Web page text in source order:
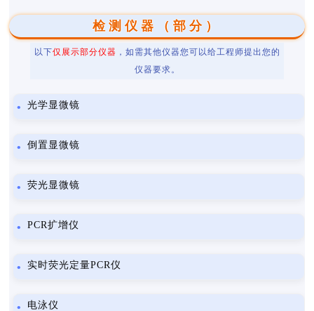
检测仪器（部分）
以下仅展示部分仪器 ，如需其他仪器您可以给工程师提出您的
仪器要求。
光学显微镜
倒置显微镜
荧光显微镜
PCR扩增仪
实时荧光定量PCR仪
电泳仪